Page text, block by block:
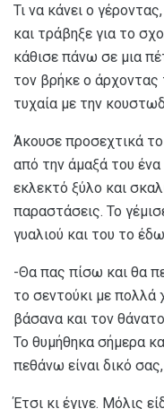
Τι να κάνει ο
και τράβηξε για το
κάθισε πάνω σε μια
τον βρήκε ο άρχοντας
τυχαία με την
Άκουσε προσεχτικά
από την άμαξά του ένα
εκλεκτό ξύλο και
παραστάσεις. Το
γυαλιού και του το
-Θα πας πίσω και θα
το σεντούκι με
βάσανα και τον
Το θυμήθηκα σήμερα
πεθάνω είναι δικό
Έτσι κι έγινε. Μόλις